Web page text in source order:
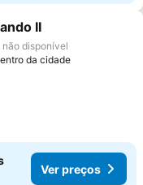
aos favoritos
II
disponível
da cidade
Ver preços